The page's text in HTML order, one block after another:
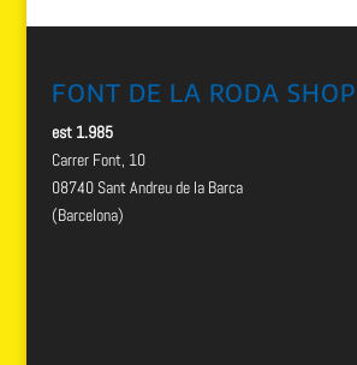
FONT DE LA RODA SHOP
est 1.985
Carrer Font, 10
08740 Sant Andreu de la Barca
(Barcelona)